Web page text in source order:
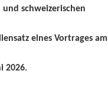
schweizerischen
eines Vortrages am
2026.